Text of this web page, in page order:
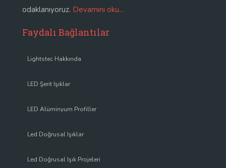
odaklanıyoruz. Devamını oku...
Faydalı Bağlantılar
Lightstec Hakkında
LED Şerit Işıklar
LED Alüminyum Profiller
Led Doğrusal Işıklar
Led Doğrusal Işık Projeleri